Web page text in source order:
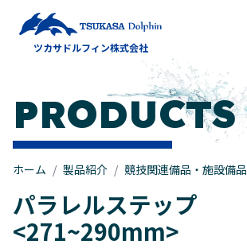
メインナビゲーション
ツカサドルフィン株式会社
PRODUCTS
ホーム 製品紹介 競技関連備品・施設備品
パラレルステップ
<271~290mm>